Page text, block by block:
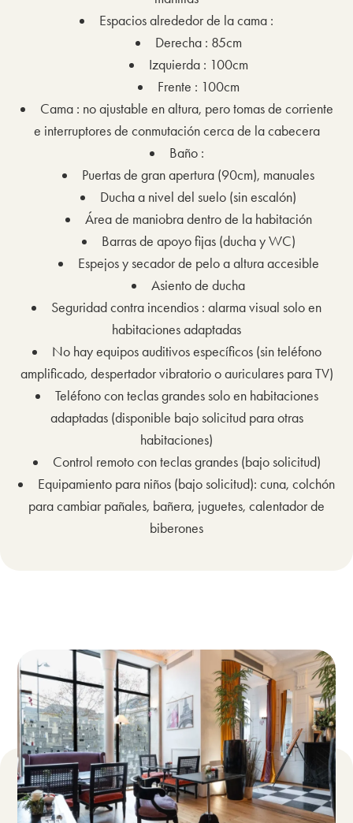
Espacios alrededor de la cama :
Derecha : 85cm
Izquierda : 100cm
Frente : 100cm
Cama : no ajustable en altura, pero tomas de corriente
e interruptores de conmutación cerca de la cabecera
Baño :
Puertas de gran apertura (90cm), manuales
Ducha a nivel del suelo (sin escalón)
Área de maniobra dentro de la habitación
Barras de apoyo fijas (ducha y WC)
Espejos y secador de pelo a altura accesible
Asiento de ducha
Seguridad contra incendios : alarma visual solo en
habitaciones adaptadas
No hay equipos auditivos específicos (sin teléfono
amplificado, despertador vibratorio o auriculares para TV)
Teléfono con teclas grandes solo en habitaciones
adaptadas (disponible bajo solicitud para otras
habitaciones)
Control remoto con teclas grandes (bajo solicitud)
Equipamiento para niños (bajo solicitud): cuna, colchón
para cambiar pañales, bañera, juguetes, calentador de
biberones